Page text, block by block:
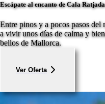
Escápate al encanto de Cala Ratjada
Entre pinos y a pocos pasos
a vivir unos días de calma y
bellos de Mallorca.
Ver Oferta